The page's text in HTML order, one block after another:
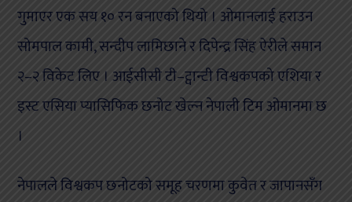
गुमाएर एक सय १० रन बनाएको थियो । ओमानलाई हराउन
सोमपाल कामी, सन्दीप लामिछाने र दिपेन्द्र सिंह ऐरीले समान
२–२ विकेट लिए । आईसीसी टी–ट्वान्टी विश्वकपको एशिया र
इस्ट एसिया प्यासिफिक छनोट खेल्न नेपाली टिम ओमानमा छ
।
नेपालले विश्वकप छनोटको समूह चरणमा कुवेत र जापानसँग